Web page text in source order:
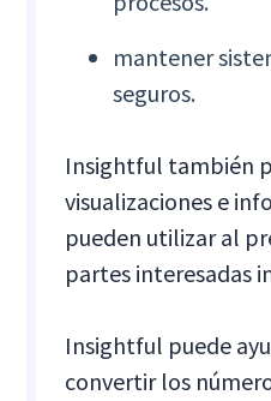
mantener
seguros.
Insightful también
visualizaciones e
pueden utilizar al
partes interesadas
Insightful puede
convertir los